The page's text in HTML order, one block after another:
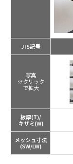
JIS記号
写真
※クリック
で拡大
板厚(T)/
キザミ(W)
メッシュ寸法
(SW/LW)